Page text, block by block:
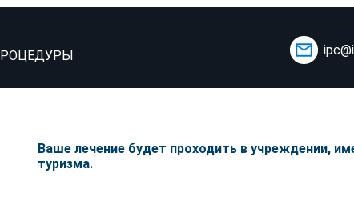
Ваше лечение будет проходить в учреждении,
туризма.